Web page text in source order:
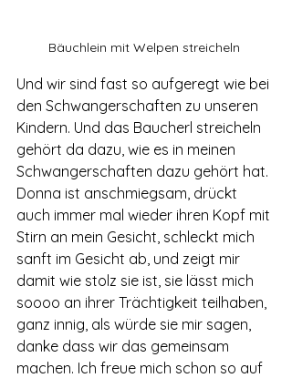
Bäuchlein mit Welpen streicheln
Und wir sind fast so aufgeregt wie bei
den Schwangerschaften zu unseren
Kindern. Und das Baucherl streicheln
gehört da dazu, wie es in meinen
Schwangerschaften dazu gehört hat.
Donna ist anschmiegsam, drückt
auch immer mal wieder ihren Kopf mit
Stirn an mein Gesicht, schleckt mich
sanft im Gesicht ab, und zeigt mir
damit wie stolz sie ist, sie lässt mich
soooo an ihrer Trächtigkeit teilhaben,
ganz innig, als würde sie mir sagen,
danke dass wir das gemeinsam
machen. Ich freue mich schon so auf